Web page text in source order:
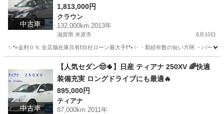
中古車
1,813,000円
クラウン
132,000km 2013年
滋賀県 米原市 6月10日
✨🐾金利０％ 全店舗在庫共有❗️自社ローン最大手❗️🐾✨ ・勤続年数の短い方🆗 ・パー
クラウン アスリート
中古車
【人気セダン🤠🌵】日産 ティアナ 250XV 🌈快適
装備充実 ロングドライブにも最適🔥
895,000円
ティアナ
87,000km 2011年